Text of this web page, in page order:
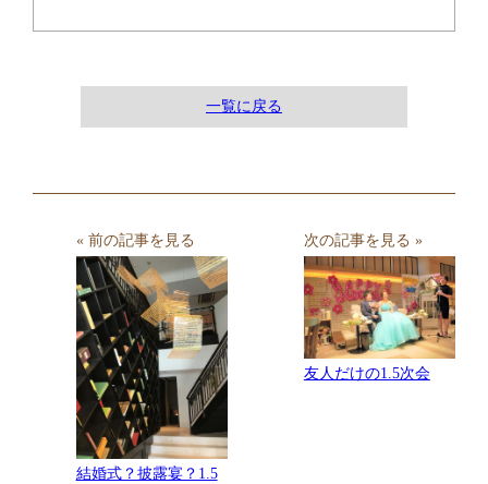
一覧に戻る
« 前の記事を見る
結婚式？披露宴？1.5
次の記事を見る »
友人だけの1.5次会